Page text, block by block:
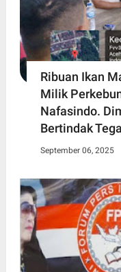
Ribuan Ikan
Milik
Nafasindo.
Bertindak
September 06, 2025